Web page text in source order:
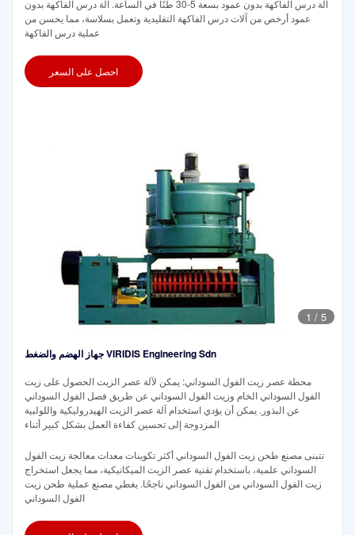
آلة درس الفاكهة بدون عمود بسعة 5-30 طنًا في الساعة. آلة درس الفاكهة بدون
عمود أرخص من آلات درس الفاكهة التقليدية وتعمل بسلاسة، مما يحسن من
عملية درس الفاكهة
احصل على السعر
1 / 5
جهاز الهضم والضغط VIRIDIS Engineering Sdn
محطة عصر زيت الفول السوداني: يمكن لآلة عصر الزيت الحصول على زيت
الفول السوداني الخام وزيت الفول السوداني عن طريق فصل الفول السوداني
عن البذور. يمكن أن يؤدي استخدام آلة عصر الزيت الهيدروليكية واللولبية
المزدوجة إلى تحسين كفاءة العمل بشكل كبير أثناء
تتبنى مصنع طحن زيت الفول السوداني أكثر تكوينات معدات معالجة زيت الفول
السوداني علمية، باستخدام تقنية عصر الزيت الميكانيكية، مما يجعل استخراج
زيت الفول السوداني من الفول السوداني ناجحًا. يغطي مصنع عملية طحن زيت
الفول السوداني